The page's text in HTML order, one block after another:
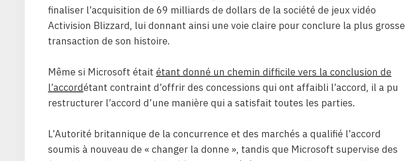
finaliser l’acquisition de 69 milliards de dollars de la société de jeux vidéo
Activision Blizzard, lui donnant ainsi une voie claire pour conclure la plus grosse
transaction de son histoire.
Même si Microsoft était étant donné un chemin difficile vers la conclusion de
l’accordétant contraint d’offrir des concessions qui ont affaibli l’accord, il a pu
restructurer l’accord d’une manière qui a satisfait toutes les parties.
L’Autorité britannique de la concurrence et des marchés a qualifié l’accord
soumis à nouveau de « changer la donne », tandis que Microsoft supervise des